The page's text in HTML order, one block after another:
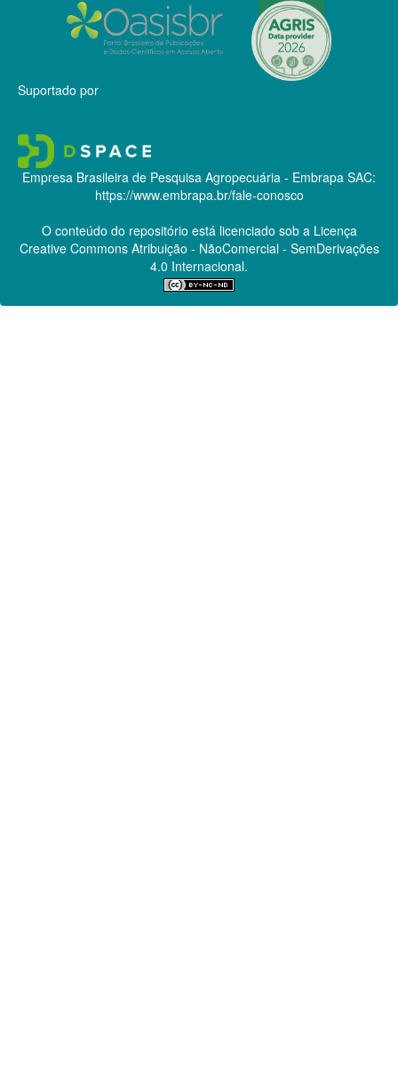
Suportado por
Empresa Brasileira de Pesquisa Agropecuária - Embrapa SAC:
https://www.embrapa.br/fale-conosco
O conteúdo do repositório está licenciado sob a Licença
Creative CommonsAtribuição - NãoComercial - SemDerivações
4.0 Internacional.